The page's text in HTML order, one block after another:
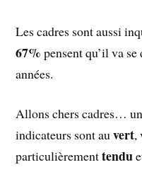
Les cadres sont aussi
67% pensent qu’il va
années.
Allons chers cadres…
indicateurs sont auvert,
particulièrementtendu